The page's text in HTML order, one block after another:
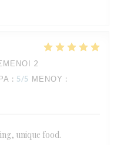
2
: 5/5 ΜΕΝΟΎ :
unique food.